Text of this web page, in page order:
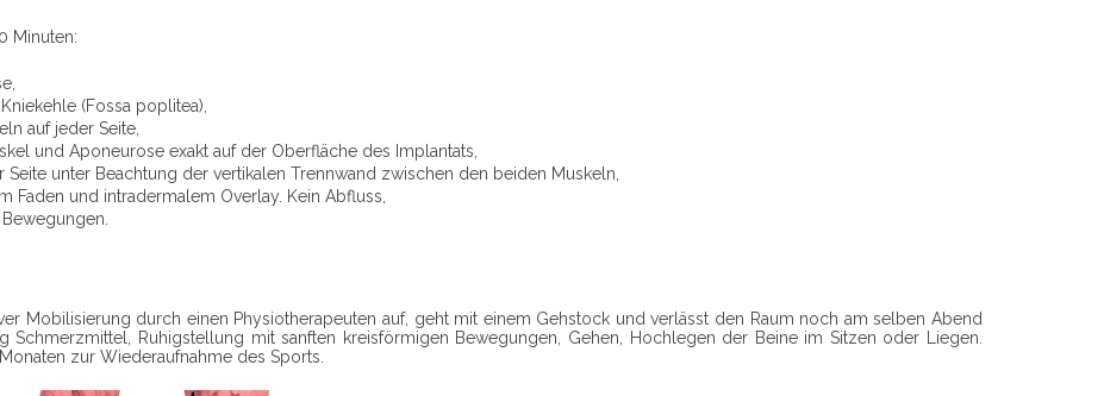
Minuten:
(Fossa poplitea),
auf jeder Seite,
und Aponeurose exakt auf der Oberfläche des Implantats,
unter Beachtung der vertikalen Trennwand zwischen den beiden Muskeln,
Faden und intradermalem Overlay. Kein Abfluss,
Mobilisierung durch einen Physiotherapeuten auf, geht mit einem Gehstock und verlässt den Raum noch am selben Abend
Schmerzmittel, Ruhigstellung mit sanften kreisförmigen Bewegungen, Gehen, Hochlegen der Beine im Sitzen oder Liegen.
zur Wiederaufnahme des Sports.